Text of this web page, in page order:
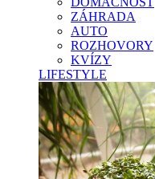
ZÁHRADA
AUTO
ROZHOVORY
KVÍZY
LIFESTYLE